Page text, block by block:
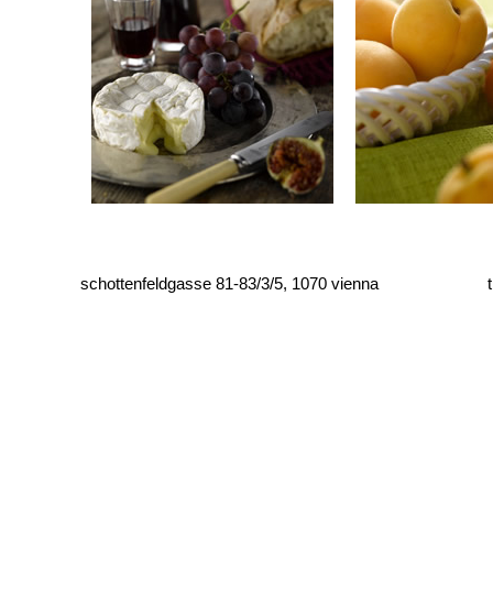
schottenfeldgasse 81-83/3/5, 1070 vienna